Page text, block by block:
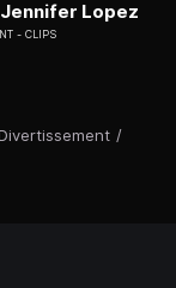
/
Lopez
CLIPS